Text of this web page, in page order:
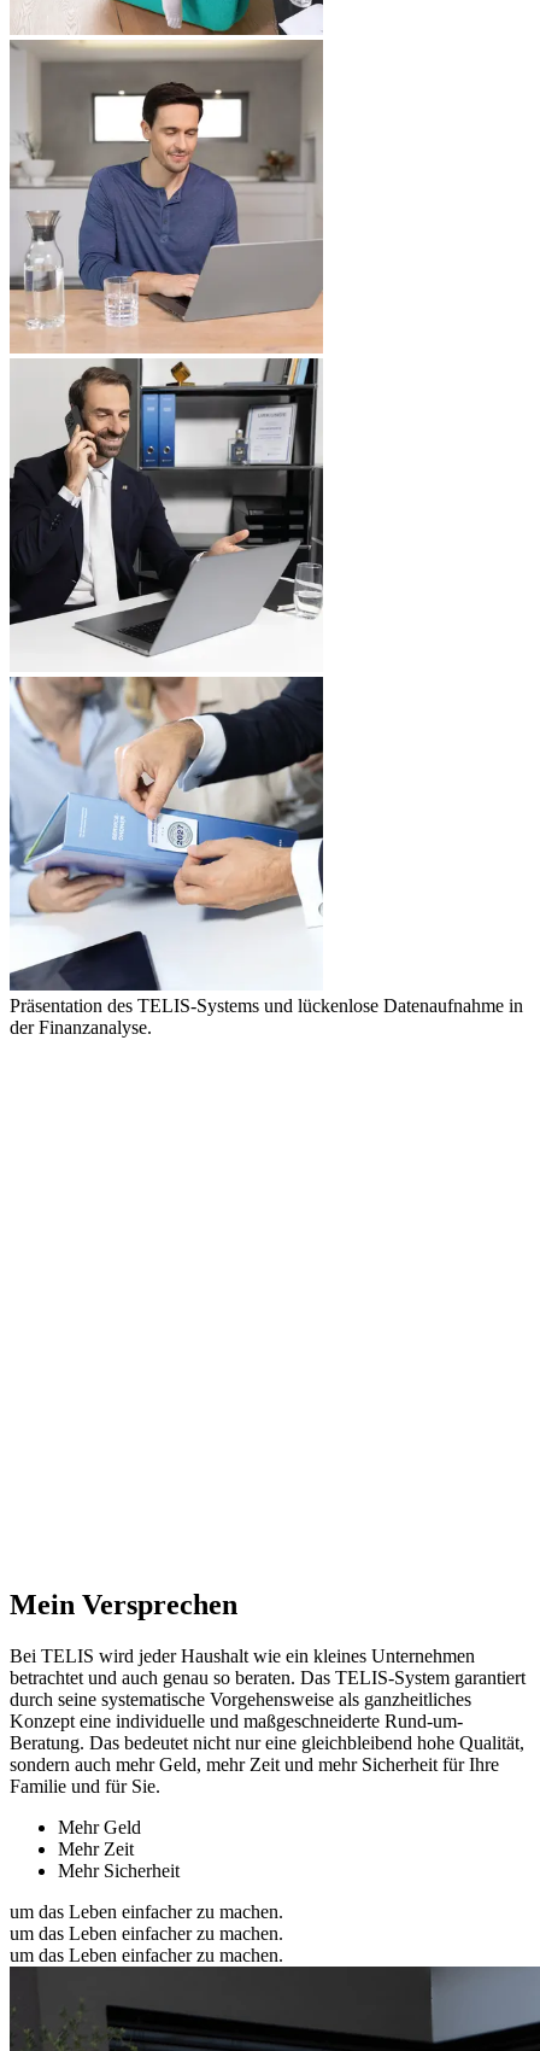
Präsentation des TELIS-Systems und lückenlose Datenaufnahme in
der Finanzanalyse.
Mein Versprechen
Bei TELIS wird jeder Haushalt wie ein kleines Unternehmen
betrachtet und auch genau so beraten. Das TELIS-System garantiert
durch seine systematische Vorgehensweise als ganzheitliches
Konzept eine individuelle und maßgeschneiderte Rund-um-
Beratung. Das bedeutet nicht nur eine gleichbleibend hohe Qualität,
sondern auch mehr Geld, mehr Zeit und mehr Sicherheit für Ihre
Familie und für Sie.
Mehr Geld
Mehr Zeit
Mehr Sicherheit
um das Leben einfacher zu machen.
um das Leben einfacher zu machen.
um das Leben einfacher zu machen.